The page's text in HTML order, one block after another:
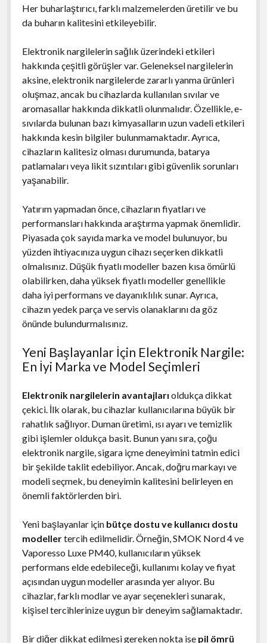
Her buharlaştırıcı, farklı malzemelerden üretilir ve bu
da buharın kalitesini etkileyebilir.
Elektronik nargilelerin sağlık üzerindeki etkileri
hakkında çeşitli görüşler var. Geleneksel nargilelerin
aksine, elektronik nargilelerde zararlı yanma ürünleri
oluşmaz, ancak bu cihazlarda kullanılan sıvılar ve
aromasallar hakkında dikkatli olunmalıdır. Özellikle, e-
sıvılarda bulunan bazı kimyasalların uzun vadeli etkileri
hakkında kesin bilgiler bulunmamaktadır. Ayrıca,
cihazların kalitesiz olması durumunda, batarya
patlamaları veya likit sızıntıları gibi güvenlik sorunları
yaşanabilir.
Yatırım yapmadan önce, cihazların fiyatları ve
performansları hakkında araştırma yapmak önemlidir.
Piyasada çok sayıda marka ve model bulunuyor, bu
yüzden ihtiyacınıza uygun cihazı seçerken dikkatli
olmalısınız. Düşük fiyatlı modeller bazen kısa ömürlü
olabilirken, daha yüksek fiyatlı modeller genellikle
daha iyi performans ve dayanıklılık sunar. Ayrıca,
cihazın yedek parça ve servis olanaklarını da göz
önünde bulundurmalısınız.
Yeni Başlayanlar İçin Elektronik Nargile:
En İyi Marka ve Model Seçimleri
Elektronik nargilelerin avantajları oldukça dikkat
çekici. İlk olarak, bu cihazlar kullanıcılarına büyük bir
rahatlık sağlıyor. Duman üretimi, ısı ayarı ve temizlik
gibi işlemler oldukça basit. Bunun yanı sıra, çoğu
elektronik nargile, sigara içme deneyimini tatmin edici
bir şekilde taklit edebiliyor. Ancak, doğru markayı ve
modeli seçmek, bu deneyimin kalitesini belirleyen en
önemli faktörlerden biri.
Yeni başlayanlar için bütçe dostu ve kullanıcı dostu
modellertercih edilmelidir. Örneğin, SMOK Nord 4 ve
Vaporesso Luxe PM40, kullanıcıların yüksek
performans elde edebileceği, kullanımı kolay ve fiyat
açısından uygun modeller arasında yer alıyor. Bu
cihazlar, farklı modlar ve ayar seçenekleri sunarak,
kişisel tercihlerinize uygun bir deneyim sağlamaktadır.
Bir diğer dikkat edilmesi gereken nokta ise pil ömrü